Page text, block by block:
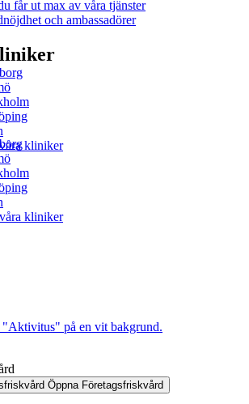
får ut max av våra tjänster
och ambassadörer
kliniker
kliniker
Öppna Företagsfriskvård